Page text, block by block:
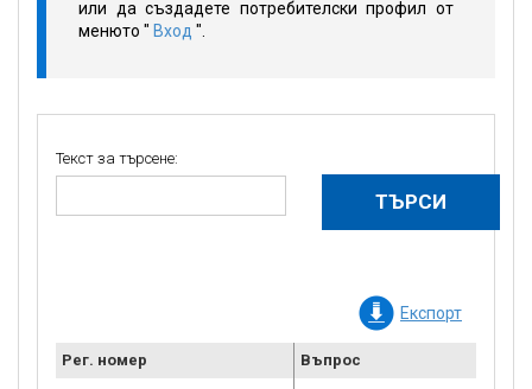
или да създадете потребителски профил от
менюто " Вход ".
Текст за търсене:
Експорт
Рег. номер Въпрос